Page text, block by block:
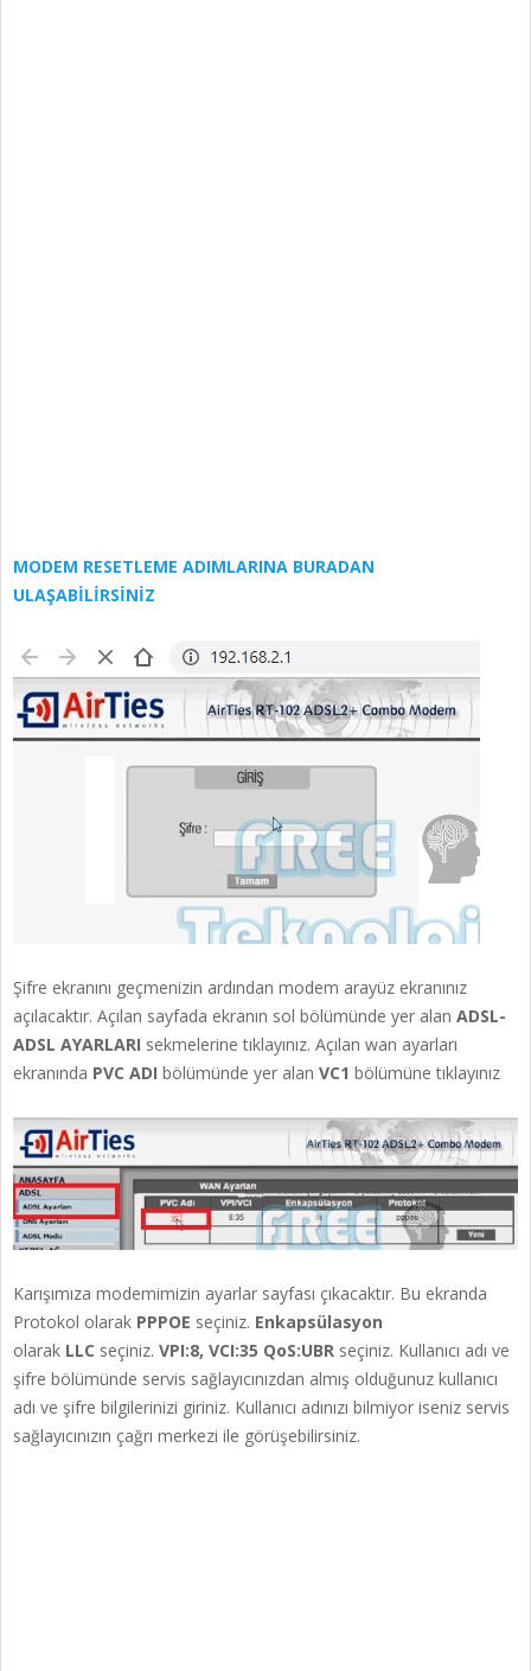
MODEM RESETLEME ADIMLARINA BURADAN
ULAŞABİLİRSİNİZ
Şifre ekranını geçmenizin ardından modem arayüz ekranınız
açılacaktır. Açılan sayfada ekranın sol bölümünde yer alan ADSL-
ADSL AYARLARI sekmelerine tıklayınız. Açılan wan ayarları
ekranında PVC ADI bölümünde yer alan VC1 bölümüne tıklayınız
Karışımıza modemimizin ayarlar sayfası çıkacaktır. Bu ekranda
Protokol olarak PPPOE seçiniz. Enkapsülasyon
olarak LLC seçiniz. VPI:8, VCI:35 QoS:UBR seçiniz. Kullanıcı adı ve
şifre bölümünde servis sağlayıcınızdan almış olduğunuz kullanıcı
adı ve şifre bilgilerinizi giriniz. Kullanıcı adınızı bilmiyor iseniz servis
sağlayıcınızın çağrı merkezi ile görüşebilirsiniz.